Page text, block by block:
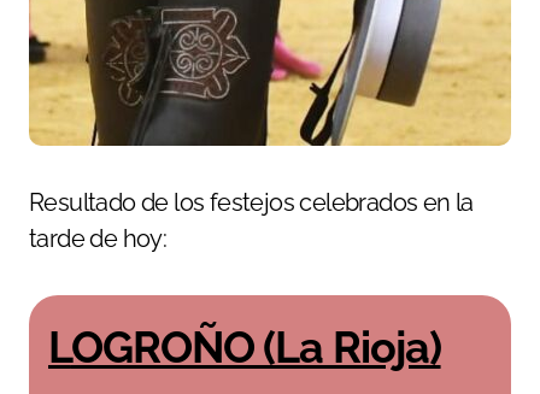
Resultado de los festejos celebrados en la
tarde de hoy:
LOGROÑO (La Rioja)